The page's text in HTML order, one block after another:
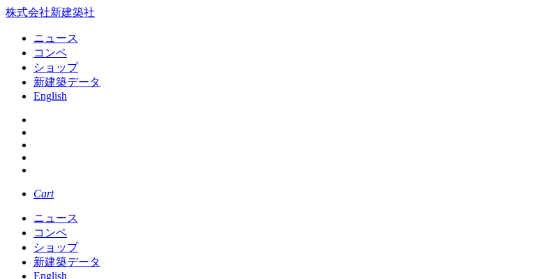
株式会社新建築社
ニュース
コンペ
ショップ
新建築データ
English
Cart
ニュース
コンペ
ショップ
新建築データ
English